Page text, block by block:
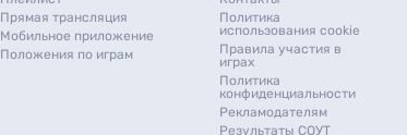
Прямая трансляция
Мобильное приложение
Положения по играм
Политика
использования cookie
Правила участия в
играх
Политика
конфиденциальности
Рекламодателям
Результаты СОУТ